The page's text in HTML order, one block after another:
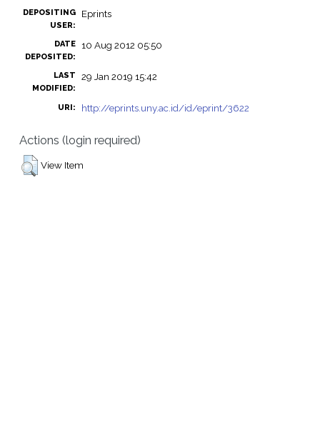
DEPOSITING
USER:
Eprints
DATE
DEPOSITED:
10 Aug 2012 05:50
LAST
MODIFIED:
29 Jan 2019 15:42
URI: http://eprints.uny.ac.id/id/eprint/3622
Actions (login required)
View Item